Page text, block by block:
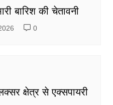
बारिश की चेतावनी
0
क्षेत्र से एक्सपायरी